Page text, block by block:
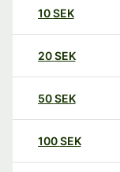
10SEK
20SEK
50SEK
100SEK